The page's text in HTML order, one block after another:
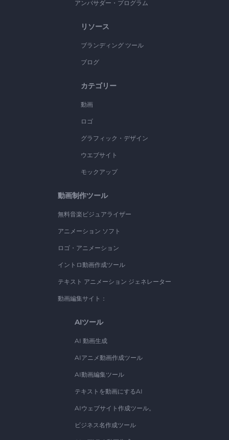
アンバサダー・プログラム
リソース
ブランディング ツール
ブログ
カテゴリー
動画
ロゴ
グラフィック・デザイン
ウエブサイト
モックアップ
動画制作ツール
無料音楽ビジュアライザー
アニメーション ソフト
ロゴ・アニメーション
イントロ動画作成ツール
テキスト アニメーション ジェネレーター
動画編集サイト：
AIツール
AI 動画生成
AIアニメ動画作成ツール
AI動画編集ツール
テキストを動画にするAI
AIウェブサイト作成ツール。
ビジネス名作成ツール